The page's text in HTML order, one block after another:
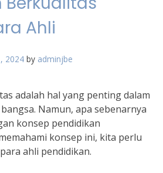
Ahli
2024 by adminjbe
adalah hal yang penting dalam
Namun, apa sebenarnya
konsep pendidikan
konsep ini, kita perlu
ahli pendidikan.